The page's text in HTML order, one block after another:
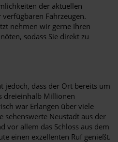
der aktuellen
Fahrzeugen.
nehmen wir gerne Ihren
sodass Sie direkt zu
jedoch, dass der Ort bereits um
dreieinhalb Millionen
war Erlangen über viele
Neustadt aus der
vor allem das Schloss aus dem
einen exzellenten Ruf genießt.